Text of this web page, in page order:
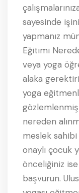
sayesinde
yapmanız
Eğitimi
veya yoga
alaka
yoga
nereden
meslek
onaylı çocuk
önceliğiniz
başvurun.